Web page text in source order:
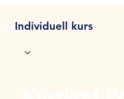
Individuell kurs